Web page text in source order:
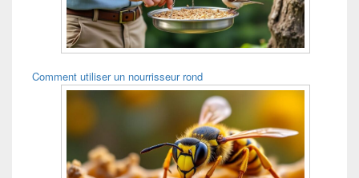
Comment utiliser un nourrisseur rond